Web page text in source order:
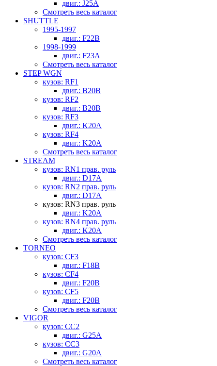
двиг.: J25A
Смотреть весь каталог
SHUTTLE
1995-1997
двиг.: F22B
1998-1999
двиг.: F23A
Смотреть весь каталог
STEP WGN
кузов: RF1
двиг.: B20B
кузов: RF2
двиг.: B20B
кузов: RF3
двиг.: K20A
кузов: RF4
двиг.: K20A
Смотреть весь каталог
STREAM
кузов: RN1 прав. руль
двиг.: D17A
кузов: RN2 прав. руль
двиг.: D17A
кузов: RN3 прав. руль
двиг.: K20A
кузов: RN4 прав. руль
двиг.: K20A
Смотреть весь каталог
TORNEO
кузов: CF3
двиг.: F18B
кузов: CF4
двиг.: F20B
кузов: CF5
двиг.: F20B
Смотреть весь каталог
VIGOR
кузов: CC2
двиг.: G25A
кузов: CC3
двиг.: G20A
Смотреть весь каталог